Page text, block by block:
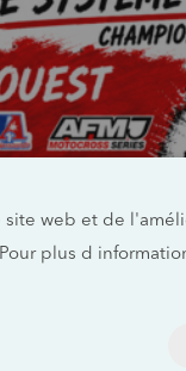
motocross
web et de
plus d